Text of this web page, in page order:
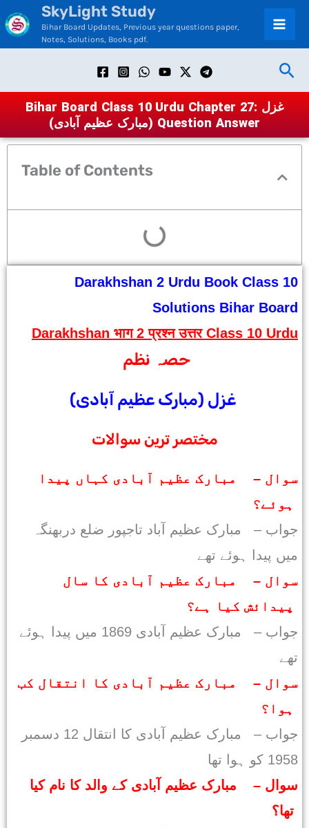
Skip
to
content
SkyLight Study
Bihar Board Updates, Previous year questions paper,
Notes, Solutions, Books pdf.
Bihar Board Class 10 Urdu Chapter 27: غزل
(مبارک عظیم آبادی) Question Answer
Table of Contents
Darakhshan 2 Urdu Book Class 10
Solutions Bihar Board
Darakhshan भाग 2 प्रश्न उत्तर Class 10 Urdu
حصہ نظم
مختصر ترین سوالات
سوال – مبارک عظیم آبادی کہاں پیدا
جواب – مبارک عظیم آباد تاجپور ضلع دربھنگہ
میں پیدا ہوئے تھے
سوال – مبارک عظیم آبادی کا سال
جواب – مبارک عظیم آبادی 1869 میں پیدا ہوئے
تھے
سوال – مبارک عظیم آبادی کا انتقال کب
جواب – مبارک عظیم آبادی کا انتقال 12 دسمبر
1958 کو ہوا تھا
سوال – مبارک عظیم آبادی کے والد کا نام کیا
تھا؟